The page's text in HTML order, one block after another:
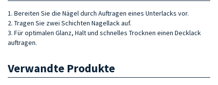
1. Bereiten Sie die Nägel durch Auftragen eines Unterlacks vor.
2. Tragen Sie zwei Schichten Nagellack auf.
3. Für optimalen Glanz, Halt und schnelles Trocknen einen Decklack
auftragen.
Verwandte Produkte